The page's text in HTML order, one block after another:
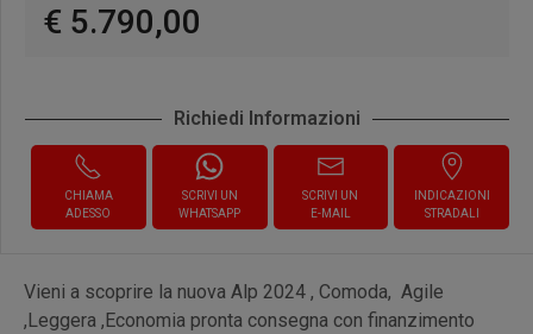
€ 5.790,00
Richiedi Informazioni
CHIAMA
ADESSO
SCRIVI UN
WHATSAPP
SCRIVI UN
E-MAIL
INDICAZIONI
STRADALI
Vieni a scoprire la nuova Alp 2024 , Comoda, Agile
,Leggera ,Economia pronta consegna con finanzimento